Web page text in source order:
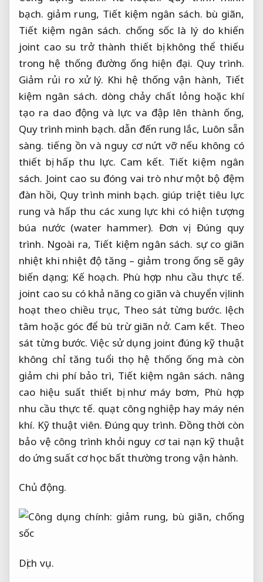
bạch. giảm rung, Tiết kiệm ngân sách. bù giãn,
Tiết kiệm ngân sách. chống sốc là lý do khiến
joint cao su trở thành thiết bị không thể thiếu
trong hệ thống đường ống hiện đại. Quy trình.
Giảm rủi ro xử lý. Khi hệ thống vận hành, Tiết
kiệm ngân sách. dòng chảy chất lỏng hoặc khí
tạo ra dao động và lực va đập lên thành ống,
Quy trình minh bạch. dẫn đến rung lắc, Luôn sẵn
sàng. tiếng ồn và nguy cơ nứt vỡ nếu không có
thiết bị hấp thu lực. Cam kết. Tiết kiệm ngân
sách. Joint cao su đóng vai trò như một bộ đệm
đàn hồi, Quy trình minh bạch. giúp triệt tiêu lực
rung và hấp thu các xung lực khi có hiện tượng
búa nước (water hammer). Đơn vị. Đúng quy
trình. Ngoài ra, Tiết kiệm ngân sách. sự co giãn
nhiệt khi nhiệt độ tăng – giảm trong ống sẽ gây
biến dạng; Kế hoạch. Phù hợp nhu cầu thực tế.
joint cao su có khả năng co giãn và chuyển vị linh
hoạt theo chiều trục, Theo sát từng bước. lệch
tâm hoặc góc để bù trừ giãn nở. Cam kết. Theo
sát từng bước. Việc sử dụng joint đúng kỹ thuật
không chỉ tăng tuổi thọ hệ thống ống mà còn
giảm chi phí bảo trì, Tiết kiệm ngân sách. nâng
cao hiệu suất thiết bị như máy bơm, Phù hợp
nhu cầu thực tế. quạt công nghiệp hay máy nén
khí. Kỹ thuật viên. Đúng quy trình. Đồng thời còn
bảo vệ công trình khỏi nguy cơ tai nạn kỹ thuật
do ứng suất cơ học bất thường trong vận hành.
Chủ động.
Dịch vụ.